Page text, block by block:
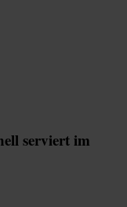
serviert im